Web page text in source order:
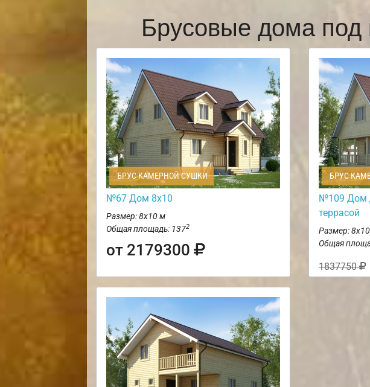
Брусовые дома
БРУС КАМЕРНОЙ СУШКИ
№67 Дом 8х10
Размер: 8х10 м
Общая площадь: 1372
от 2179300
БРУС
№109 Дом
террасой
Размер:
Общая
1837750